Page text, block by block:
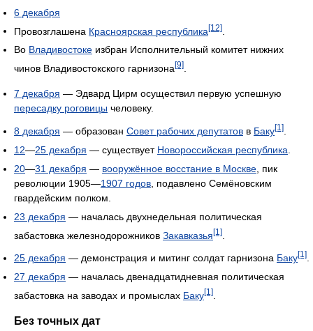
6 декабря
Провозглашена Красноярская республика[12]
Во Владивостоке избран Исполнительный комитет нижних
чинов Владивостокского гарнизона [9]
7 декабря — Эдвард Цирм осуществил первую успешную
пересадку роговицы человеку.
8 декабря — образован Совет рабочих депутатов в Баку[1]
12—25 декабря — существует Новороссийская республика
20—31 декабря — вооружённое восстание в Москве , пик
революции 1905—1907 годов , подавлено Семёновским
гвардейским полком.
23 декабря — началась двухнедельная политическая
забастовка железнодорожников Закавказья[1]
25 декабря — демонстрация и митинг солдат гарнизона Баку[1]
27 декабря — началась двенадцатидневная политическая
забастовка на заводах и промыслах Баку[1]
Без точных дат